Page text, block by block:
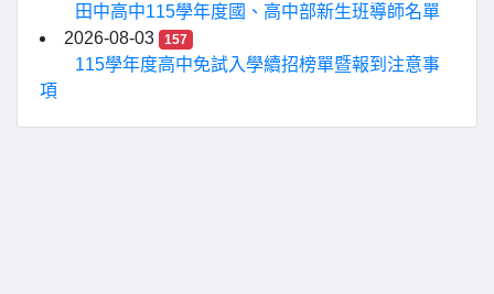
田中高中115學年度國、高中部新生班導師名單
2026-08-03
157
115學年度高中免試入學續招榜單暨報到注意事
項